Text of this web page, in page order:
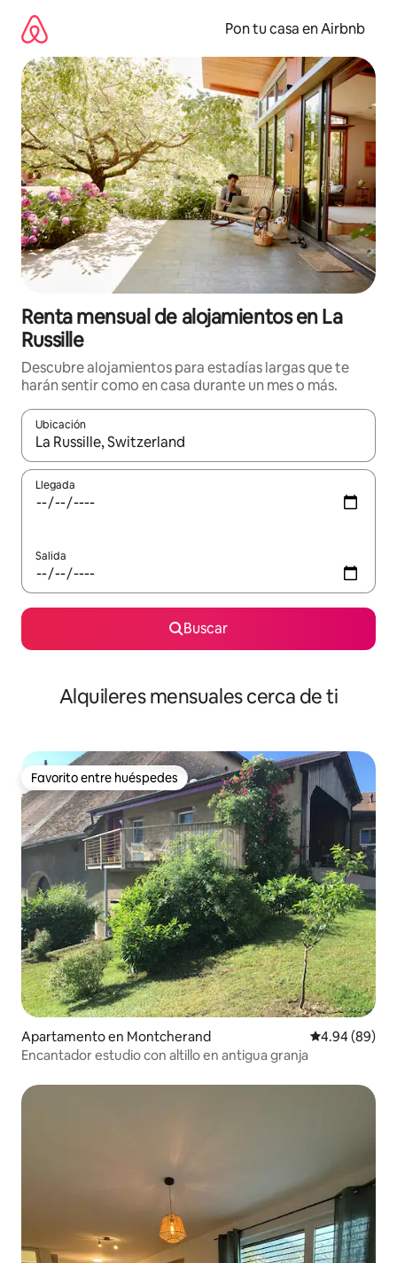
contenido
Pon tu casa en Airbnb
Renta mensual de alojamientos en La
Russille
Descubre alojamientos para estadías largas que te
harán sentir como en casa durante un mes o más.
Ubicación
Cuando los resultados estén disponibles, navega con las
Llegada
Salida
Buscar
Alquileres mensuales cerca de ti
Favorito entre huéspedes
Favorito entre huéspedes
Apartamento en Montcherand Calificación
4.94 (89)
Encantador estudio con altillo en antigua granja